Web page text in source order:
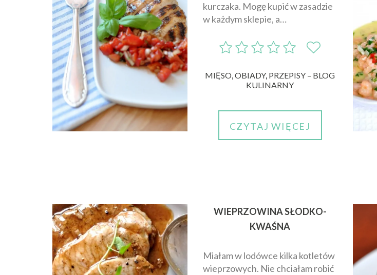
kurczaka. Mogę kupić w zasadzie
w każdym sklepie, a…
MIĘSO,OBIADY, PRZEPISY – BLOG
KULINARNY
CZYTAJ WIĘCEJ
WIEPRZOWINA SŁODKO-
KWAŚNA
Miałam w lodówce kilka kotletów
wieprzowych. Nie chciałam robić